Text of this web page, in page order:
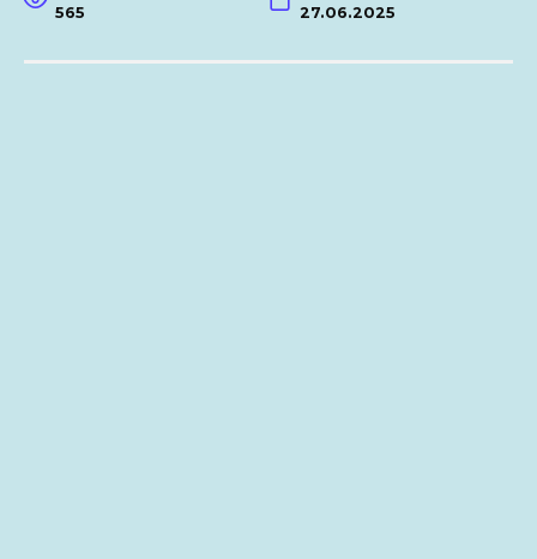
565 27.06.2025